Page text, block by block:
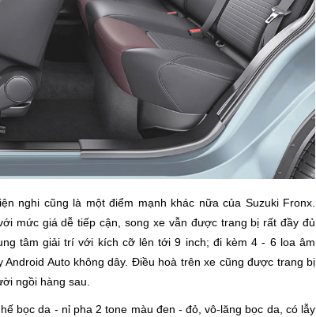
nghi cũng là một điểm mạnh khác nữa của Suzuki Fronx.
mức giá dễ tiếp cận, song xe vẫn được trang bị rất đầy đủ
tâm giải trí với kích cỡ lên tới 9 inch; đi kèm 4 - 6 loa âm
Android Auto không dây. Điều hoà trên xe cũng được trang bị
ngồi hàng sau.
bọc da - nỉ pha 2 tone màu đen - đỏ, vô-lăng bọc da, có lẫy